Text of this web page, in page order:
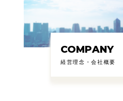
COMPANY
経営理念・会社概要